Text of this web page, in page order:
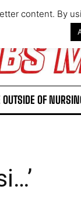
OUTSIDE OF
content. By